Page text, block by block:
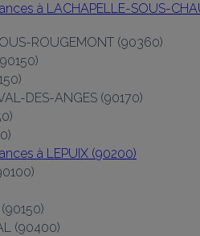
à LACHAPELLE-SOUS-
ROUGEMONT (90360)
DES-ANGES (90170)
à LEPUIX (90200)
(90400)